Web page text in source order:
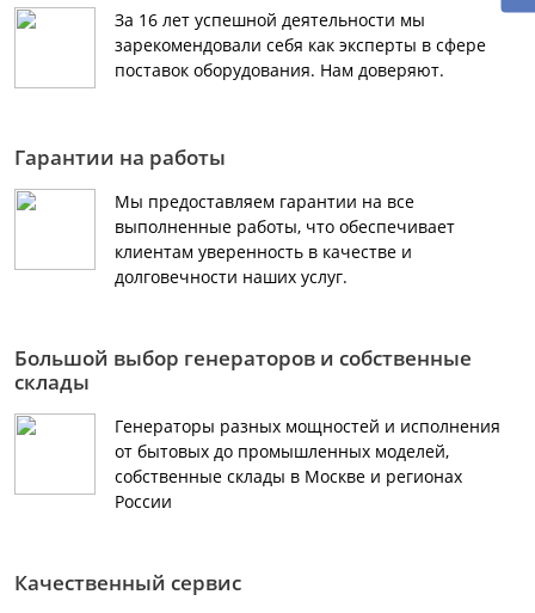
За 16 лет успешной деятельности мы
зарекомендовали себя как эксперты в сфере
поставок оборудования. Нам доверяют.
Гарантии на работы
Мы предоставляем гарантии на все
выполненные работы, что обеспечивает
клиентам уверенность в качестве и
долговечности наших услуг.
Большой выбор генераторов и собственные
склады
Генераторы разных мощностей и исполнения
от бытовых до промышленных моделей,
собственные склады в Москве и регионах
России
Качественный сервис